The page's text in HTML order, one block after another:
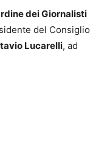
dei Giornalisti
del Consiglio
Lucarelli, ad